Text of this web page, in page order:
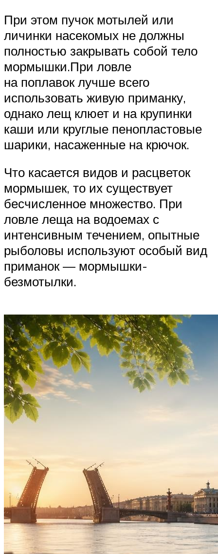
При этом пучок мотылей или
личинки насекомых не должны
полностью закрывать собой тело
мормышки.При ловле
на поплавок лучше всего
использовать живую приманку,
однако лещ клюет и на крупинки
каши или круглые пенопластовые
шарики, насаженные на крючок.
Что касается видов и расцветок
мормышек, то их существует
бесчисленное множество. При
ловле леща на водоемах с
интенсивным течением, опытные
рыболовы используют особый вид
приманок — мормышки-
безмотылки.